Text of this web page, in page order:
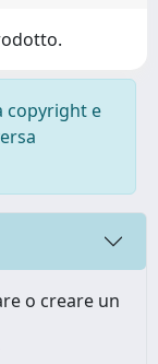
copyright e
o creare un